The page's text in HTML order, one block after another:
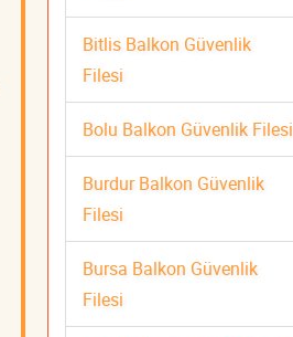
Bitlis Balkon Güvenlik
Filesi
Bolu Balkon Güvenlik Filesi
Burdur Balkon Güvenlik
Filesi
Bursa Balkon Güvenlik
Filesi